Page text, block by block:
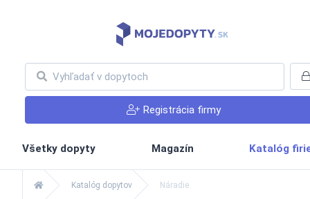
Registrácia firmy
Všetky dopyty Magazín Katalóg
Katalóg dopytov Náradie